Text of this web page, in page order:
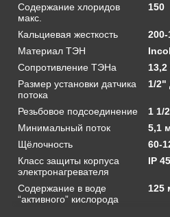
Содержание хлоридов
макс.
150
Кальциевая жесткость
200-
Материал ТЭН
Сопротивление ТЭНа
Размер установки датчика
потока
1/
Резьбовое подсоединение
1 1/
Минимальный поток
5,1
Щёлочность
60-
Класс защиты корпуса
электронагревателя
IP 45
Содержание в воде
“активного” кислорода
125